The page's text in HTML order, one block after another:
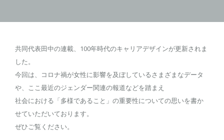
共同代表田中の連載、100年時代のキャリアデザインが更新されま
した。
今回は、コロナ禍が女性に影響を及ぼしているさまざまなデータ
や、ここ最近のジェンダー関連の報道などを踏まえ
社会における「多様であること」の重要性についての思いを書か
せていただいております。
ぜひご覧ください。